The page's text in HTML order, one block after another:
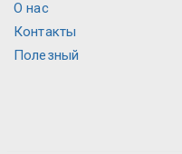
О нас
Контакты
Полезный